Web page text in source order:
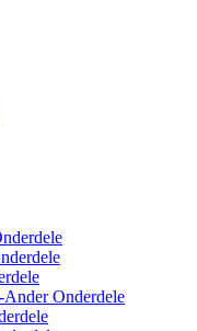
Onderdele